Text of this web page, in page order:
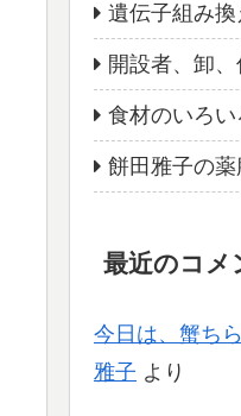
遺伝子組み換
開設者、卸
食材のいろい
餅田雅子の薬
最近のコメ
今日は、蟹ち
雅子 より